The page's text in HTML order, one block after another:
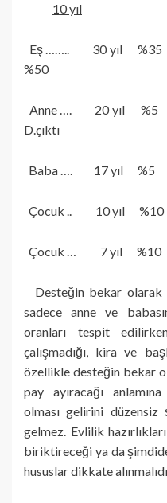
10 yıl
Eş …….. 30 yıl
%50
Anne …. 20
D.çıktı
Baba …. 17 yıl
Çocuk .. 10 yıl
Çocuk … 7 yıl %10
Desteğin bekar olarak
sadece anne ve
oranları tespit
çalışmadığı, kira ve
özellikle desteğin bekar
pay ayıracağı
olması gelirini düzensiz
gelmez. Evlilik
biriktireceği ya da
hususlar dikkate